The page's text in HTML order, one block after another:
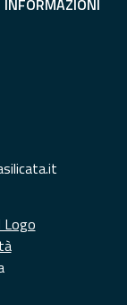
INFORMAZIONI
Logo